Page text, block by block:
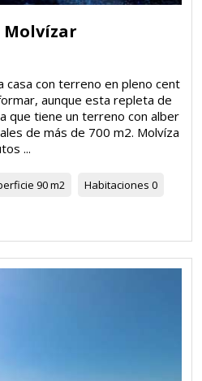
casa con terreno en pleno cent
aunque esta repleta de
que tiene un terreno con alber
de más de 700 m2. Molvíza
...
90 m2 Habitaciones 0